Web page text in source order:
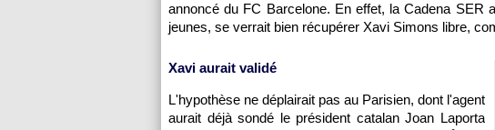
annoncé du FC Barcelone. En effet, la Cadena SER
jeunes, se verrait bien récupérer Xavi Simons libre,
Xavi aurait validé
L'hypothèse ne déplairait pas au Parisien, dont l'agent
aurait déjà sondé le président catalan Joan Laporta